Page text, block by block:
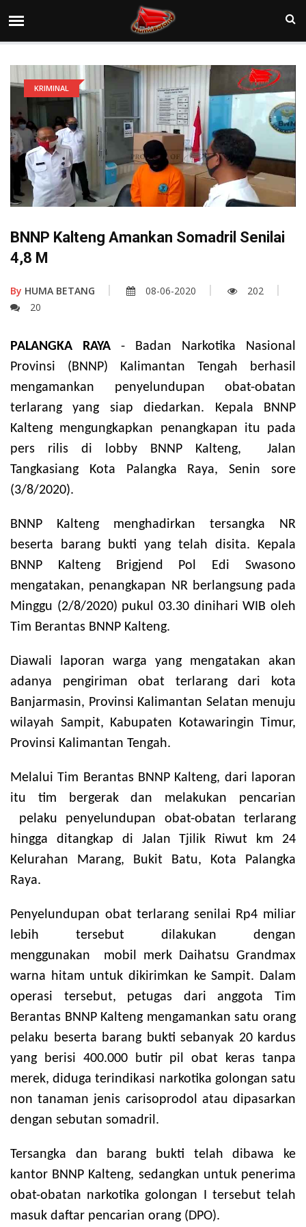
KRIMINAL
BNNP Kalteng Amankan Somadril Senilai
4,8 M
By HUMA BETANG 08-06-2020
202
20
PALANGKA RAYA - Badan Narkotika Nasional
Provinsi (BNNP) Kalimantan Tengah berhasil
mengamankan penyelundupan obat-obatan
terlarang yang siap diedarkan. Kepala BNNP
Kalteng mengungkapkan penangkapan itu pada
pers rilis di lobby BNNP Kalteng, Jalan
Tangkasiang Kota Palangka Raya, Senin sore
(3/8/2020).
BNNP Kalteng menghadirkan tersangka NR
beserta barang bukti yang telah disita. Kepala
BNNP Kalteng Brigjend Pol Edi Swasono
mengatakan, penangkapan NR berlangsung pada
Minggu (2/8/2020) pukul 03.30 dinihari WIB oleh
Tim Berantas BNNP Kalteng.
Diawali laporan warga yang mengatakan akan
adanya pengiriman obat terlarang dari kota
Banjarmasin, Provinsi Kalimantan Selatan menuju
wilayah Sampit, Kabupaten Kotawaringin Timur,
Provinsi Kalimantan Tengah.
Melalui Tim Berantas BNNP Kalteng, dari laporan
itu tim bergerak dan melakukan pencarian
pelaku penyelundupan obat-obatan terlarang
hingga ditangkap di Jalan Tjilik Riwut km 24
Kelurahan Marang, Bukit Batu, Kota Palangka
Raya.
Penyelundupan obat terlarang senilai Rp4 miliar
lebih tersebut dilakukan dengan
menggunakan mobil merk Daihatsu Grandmax
warna hitam untuk dikirimkan ke Sampit. Dalam
operasi tersebut, petugas dari anggota Tim
Berantas BNNP Kalteng mengamankan satu orang
pelaku beserta barang bukti sebanyak 20 kardus
yang berisi 400.000 butir pil obat keras tanpa
merek, diduga terindikasi narkotika golongan satu
non tanaman jenis carisoprodol atau dipasarkan
dengan sebutan somadril.
Tersangka dan barang bukti telah dibawa ke
kantor BNNP Kalteng, sedangkan untuk penerima
obat-obatan narkotika golongan I tersebut telah
masuk daftar pencarian orang (DPO).